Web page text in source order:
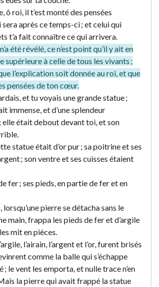
ô roi, il t’est monté des pensées
après ce temps-ci ; et celui qui
t’a fait connaître ce qui arrivera.
été révélé, ce n’est point qu’il y ait en
supérieure à celle de tous les vivants ;
l’explication soit donnée au roi, et que
pensées de ton cœur.
et tu voyais une grande statue ;
immense, et d’une splendeur
était debout devant toi, et son
statue était d’or pur ; sa poitrine et ses
; son ventre et ses cuisses étaient
fer ; ses pieds, en partie de fer et en
lorsqu’une pierre se détacha sans le
main, frappa les pieds de fer et d’argile
mit en pièces.
l’airain, l’argent et l’or, furent brisés
comme la balle qui s’échappe
; le vent les emporta, et nulle trace n’en
la pierre qui avait frappé la statue